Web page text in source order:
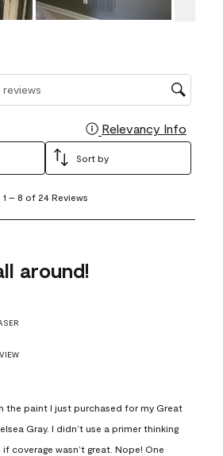
Relevancy Info
Sort by
1 – 8 of 24 Reviews
around!
the paint I just purchased for my Great
Gray. I didn’t use a primer thinking
coverage wasn’t great. Nope! One